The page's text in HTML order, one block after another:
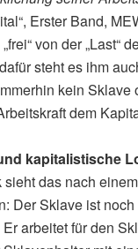
Erster Band,
von der „Last“
steht es ihm
kein Sklave
dem
kapitalistische
das nach
Der Sklave ist
arbeitet für den